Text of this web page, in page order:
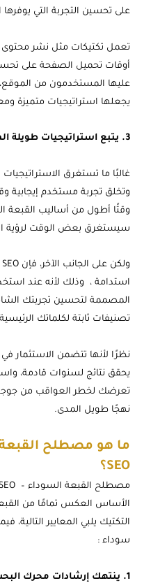
على تحسين التجربة التي يوفرها
تعمل تكتيكات مثل نشر محتوى
أوقات تحميل الصفحة على
عليها المستخدمون من
يجعلها استراتيجيات متميزة
3. يتبع استراتيجيات طويلة المدى
غالبًا ما تستغرق
وتخلق تجربة مستخدم إيجابية
وقتًا أطول من أساليب القبعة
سيستغرق بعض الوقت لرؤية
استدامة ، وذلك لأنه عند
المصممة لتحسين تجربتك
تصنيفات ثابتة لكلماتك
نظرًا لأنها تتضمن الاستثمار
يحقق نتائج لسنوات قادمة،
تعرضك لخطر العواقب من
نهجًا طويل المدى.
ما هو مصطلح القبعة
SEO؟
الأساس العكس تمامًا من القبعة
التكتيك يلبي المعايير
سوداء :
1. ينتهك إرشادات محرك البحث